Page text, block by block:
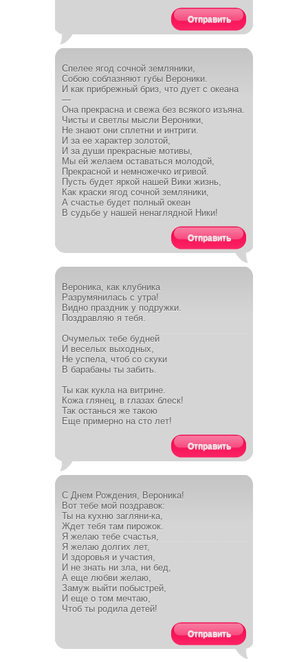
Отправить
Спелее ягод сочной земляники,
Собою соблазняют губы Вероники.
И как прибрежный бриз, что дует с океана
—
Она прекрасна и свежа без всякого изъяна.
Чисты и светлы мысли Вероники,
Не знают они сплетни и интриги.
И за ее характер золотой,
И за души прекрасные мотивы,
Мы ей желаем оставаться молодой,
Прекрасной и немножечко игривой.
Пусть будет яркой нашей Вики жизнь,
Как краски ягод сочной земляники,
А счастье будет полный океан
В судьбе у нашей ненаглядной Ники!
Отправить
Вероника, как клубника
Разрумянилась с утра!
Видно праздник у подружки.
Поздравляю я тебя.
Очумелых тебе будней
И веселых выходных,
Не успела, чтоб со скуки
В барабаны ты забить.
Ты как кукла на витрине.
Кожа глянец, в глазах блеск!
Так останься же такою
Еще примерно на сто лет!
Отправить
С Днем Рождения, Вероника!
Вот тебе мой поздравок:
Ты на кухню загляни-ка,
Ждет тебя там пирожок.
Я желаю тебе счастья,
Я желаю долгих лет,
И здоровья и участия,
И не знать ни зла, ни бед,
А еще любви желаю,
Замуж выйти побыстрей,
И еще о том мечтаю,
Чтоб ты родила детей!
Отправить